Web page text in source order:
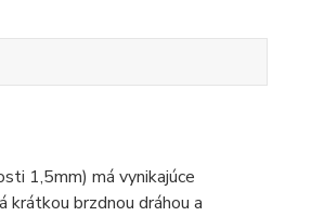
1,5mm) má vynikajúce
krátkou brzdnou dráhou a